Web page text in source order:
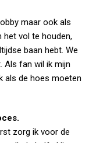
maar ook als
het vol te houden,
baan hebt. We
Als fan wil ik mijn
als de hoes moeten
zorg ik voor de